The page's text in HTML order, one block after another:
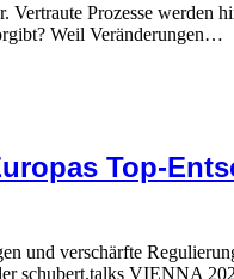
Prozesse
Weil Veränderungen…
Top-
und verschärfte
schubert.talks VIENNA